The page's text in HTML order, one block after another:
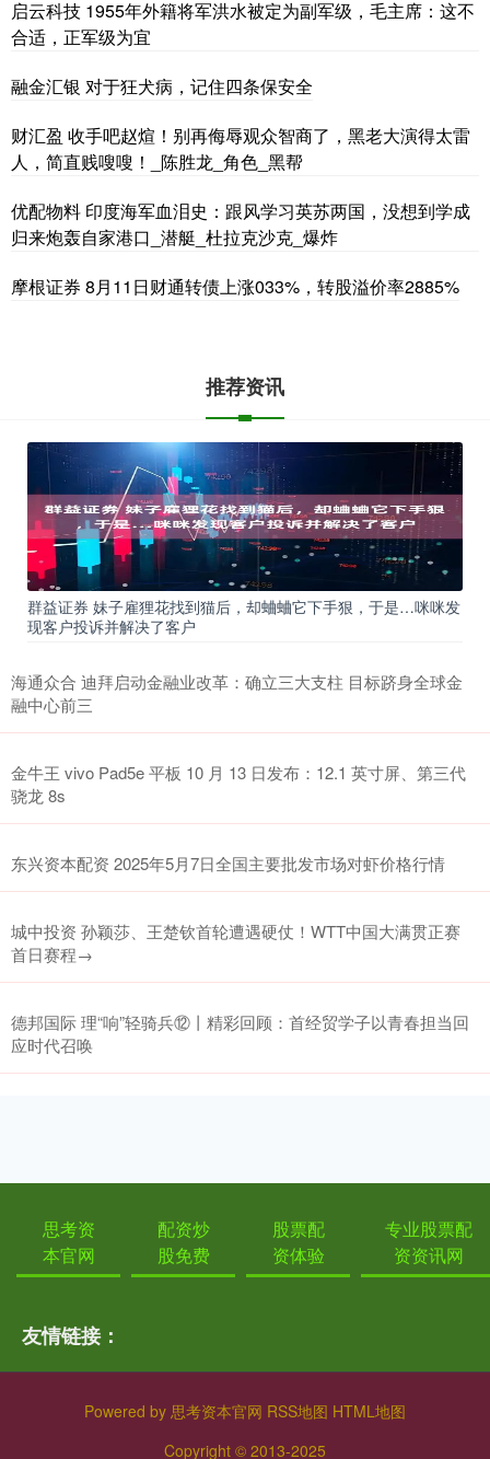
启云科技 1955年外籍将军洪水被定为副军级，毛主席：这不
合适，正军级为宜
融金汇银 对于狂犬病，记住四条保安全
财汇盈 收手吧赵煊！别再侮辱观众智商了，黑老大演得太雷
人，简直贱嗖嗖！_陈胜龙_角色_黑帮
优配物料 印度海军血泪史：跟风学习英苏两国，没想到学成
归来炮轰自家港口_潜艇_杜拉克沙克_爆炸
摩根证券 8月11日财通转债上涨033%，转股溢价率2885%
推荐资讯
群益证券 妹子雇狸花找到猫后，却蛐蛐它下手狠，于是…咪咪发
现客户投诉并解决了客户
海通众合 迪拜启动金融业改革：确立三大支柱 目标跻身全球金
融中心前三
金牛王 vivo Pad5e 平板 10 月 13 日发布：12.1 英寸屏、第三代
骁龙 8s
东兴资本配资 2025年5月7日全国主要批发市场对虾价格行情
城中投资 孙颖莎、王楚钦首轮遭遇硬仗！WTT中国大满贯正赛
首日赛程→
德邦国际 理“响”轻骑兵⑫丨精彩回顾：首经贸学子以青春担当回
应时代召唤
思考资
本官网
配资炒
股免费
股票配
资体验
专业股票配
资资讯网
友情链接：
Powered by 思考资本官网 RSS地图 HTML地图
Copyright © 2013-2025